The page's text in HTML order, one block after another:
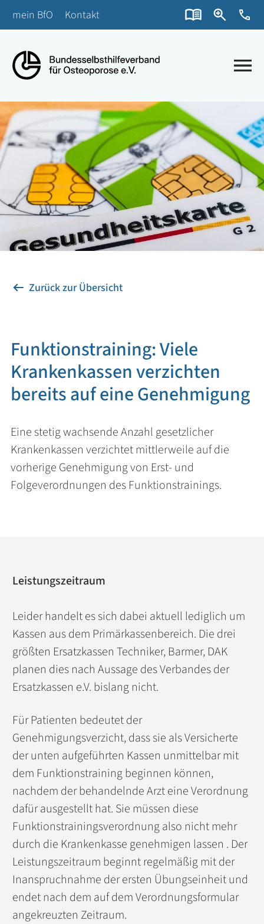
mein BfO Kontakt
Zurück zur Übersicht
Funktionstraining: Viele
Krankenkassen verzichten
bereits auf eine Genehmigung
Eine stetig wachsende Anzahl gesetzlicher
Krankenkassen verzichtet mittlerweile auf die
vorherige Genehmigung von Erst- und
Folgeverordnungen des Funktionstrainings.
Leistungszeitraum
Leider handelt es sich dabei aktuell lediglich um
Kassen aus dem Primärkassenbereich. Die drei
größten Ersatzkassen Techniker, Barmer, DAK
planen dies nach Aussage des Verbandes der
Ersatzkassen e.V. bislang nicht.
Für Patienten bedeutet der
Genehmigungsverzicht, dass sie als Versicherte
der unten aufgeführten Kassen unmittelbar mit
dem Funktionstraining beginnen können,
nachdem der behandelnde Arzt eine Verordnung
dafür ausgestellt hat. Sie müssen diese
Funktionstrainingsverordnung also nicht mehr
durch die Krankenkasse genehmigen lassen . Der
Leistungszeitraum beginnt regelmäßig mit der
Inanspruchnahme der ersten Übungseinheit und
endet nach dem auf dem Verordnungsformular
angekreuzten Zeitraum.